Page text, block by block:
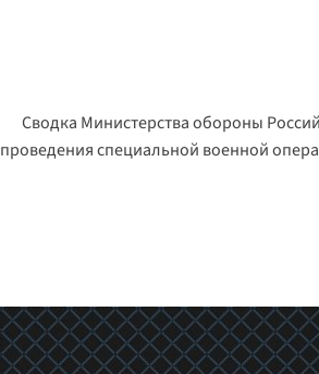
Сводка Министерства обороны
проведения специальной военной